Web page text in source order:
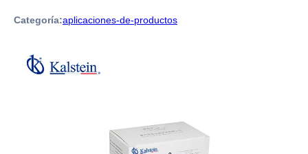
Categoría:aplicaciones-de-productos